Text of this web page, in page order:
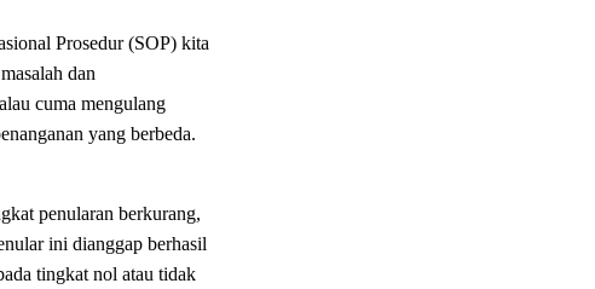
Prosedur (SOP) kita
dan
cuma mengulang
yang berbeda.
penularan berkurang,
ini dianggap berhasil
tingkat nol atau tidak